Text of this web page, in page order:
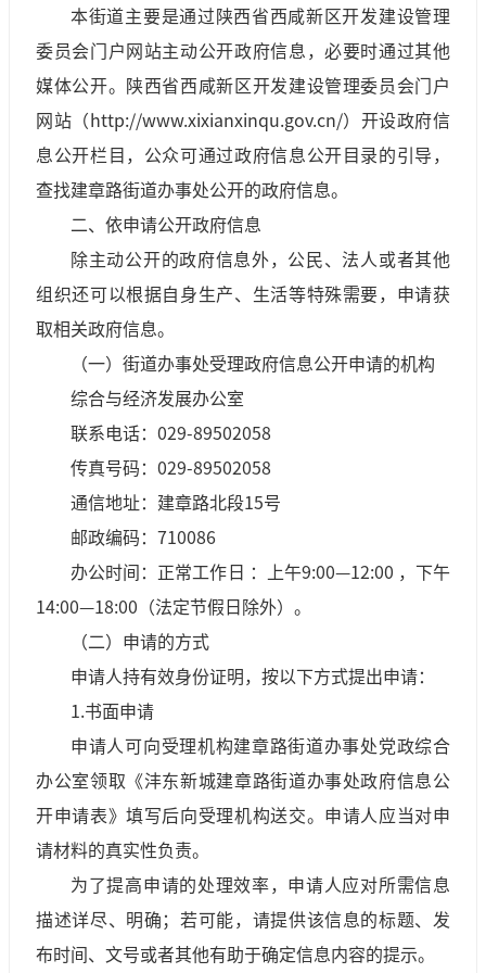
本街道主要是通过陕西省西咸新区开发建设管理
委员会门户网站主动公开政府信息，必要时通过其他
媒体公开。陕西省西咸新区开发建设管理委员会门户
网站（http://www.xixianxinqu.gov.cn/）开设政府信
息公开栏目，公众可通过政府信息公开目录的引导，
查找建章路街道办事处公开的政府信息。
二、依申请公开政府信息
除主动公开的政府信息外，公民、法人或者其他
组织还可以根据自身生产、生活等特殊需要，申请获
取相关政府信息。
（一）街道办事处受理政府信息公开申请的机构
综合与经济发展办公室
联系电话：029-89502058
传真号码：029-89502058
通信地址：建章路北段15号
邮政编码：710086
办公时间：正常工作日 ：上午9:00—12:00 ，下午
14:00—18:00（法定节假日除外）。
（二）申请的方式
申请人持有效身份证明，按以下方式提出申请：
1.书面申请
申请人可向受理机构建章路街道办事处党政综合
办公室领取《沣东新城建章路街道办事处政府信息公
开申请表》填写后向受理机构送交。申请人应当对申
请材料的真实性负责。
为了提高申请的处理效率，申请人应对所需信息
描述详尽、明确；若可能，请提供该信息的标题、发
布时间、文号或者其他有助于确定信息内容的提示。